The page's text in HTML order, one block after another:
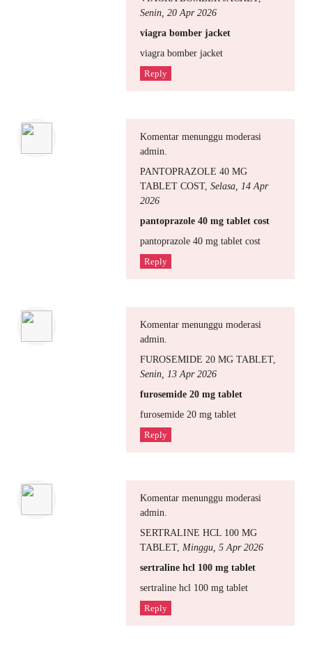
Senin, 20 Apr 2026
viagra bomber jacket
viagra bomber jacket
Reply
Komentar menunggu moderasi
admin.
PANTOPRAZOLE 40 MG
TABLET COST, Selasa, 14 Apr
2026
pantoprazole 40 mg tablet cost
pantoprazole 40 mg tablet cost
Reply
Komentar menunggu moderasi
admin.
FUROSEMIDE 20 MG TABLET,
Senin, 13 Apr 2026
furosemide 20 mg tablet
furosemide 20 mg tablet
Reply
Komentar menunggu moderasi
admin.
SERTRALINE HCL 100 MG
TABLET, Minggu, 5 Apr 2026
sertraline hcl 100 mg tablet
sertraline hcl 100 mg tablet
Reply